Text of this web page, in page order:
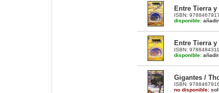
Entre Tierra
ISBN:
disponible:
Entre Tierra
ISBN:
disponible:
Gigantes /
ISBN:
no disponible: